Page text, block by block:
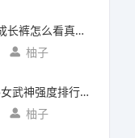
好奇金装成长裤怎么看真假?(好奇金装成长裤怎么看真假鉴别)
柚子
崩坏三5.5女武神强度排行?(崩坏三5.2女武神强度)
柚子